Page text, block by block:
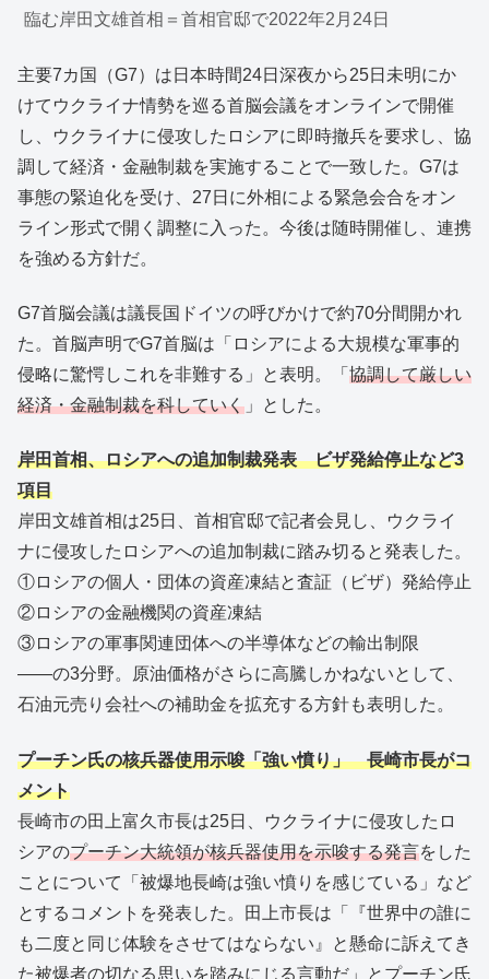
臨む岸田文雄首相＝首相官邸で2022年2月24日
主要7カ国（G7）は日本時間24日深夜から25日未明にか
けてウクライナ情勢を巡る首脳会議をオンラインで開催
し、ウクライナに侵攻したロシアに即時撤兵を要求し、協
調して経済・金融制裁を実施することで一致した。G7は
事態の緊迫化を受け、27日に外相による緊急会合をオン
ライン形式で開く調整に入った。今後は随時開催し、連携
を強める方針だ。
G7首脳会議は議長国ドイツの呼びかけで約70分間開かれ
た。首脳声明でG7首脳は「ロシアによる大規模な軍事的
侵略に驚愕しこれを非難する」と表明。「 協調して厳しい
経済・金融制裁を科していく 」とした。
岸田首相、ロシアへの追加制裁発表 ビザ発給停止など3
項目
岸田文雄首相は25日、首相官邸で記者会見し、ウクライ
ナに侵攻したロシアへの追加制裁に踏み切ると発表した。
①ロシアの個人・団体の資産凍結と査証（ビザ）発給停止
②ロシアの金融機関の資産凍結
③ロシアの軍事関連団体への半導体などの輸出制限
――の3分野。原油価格がさらに高騰しかねないとして、
石油元売り会社への補助金を拡充する方針も表明した。
プーチン氏の核兵器使用示唆「強い憤り」 長崎市長がコ
メント
長崎市の田上富久市長は25日、ウクライナに侵攻したロ
シアのプーチン大統領が核兵器使用を示唆する発言をした
ことについて「被爆地長崎は強い憤りを感じている」など
とするコメントを発表した。田上市長は「『世界中の誰に
も二度と同じ体験をさせてはならない』と懸命に訴えてき
た被爆者の切なる思いを踏みにじる言動だ」とプーチン氏